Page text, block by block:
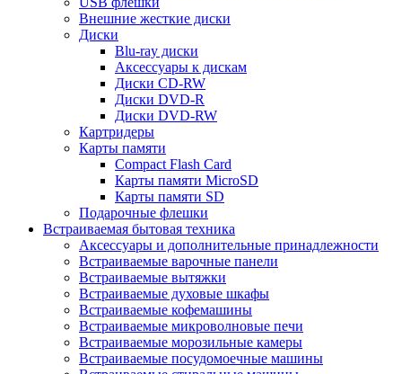
Внешние жесткие диски
Диски
Blu-ray диски
Аксессуары к дискам
Диски CD-RW
Диски DVD-R
Диски DVD-RW
Картридеры
Карты памяти
Compact Flash Card
Карты памяти MicroSD
Карты памяти SD
Подарочные флешки
Встраиваемая бытовая техника
Аксессуары и дополнительные принадлежности
Встраиваемые варочные панели
Встраиваемые вытяжки
Встраиваемые духовые шкафы
Встраиваемые кофемашины
Встраиваемые микроволновые печи
Встраиваемые морозильные камеры
Встраиваемые посудомоечные машины